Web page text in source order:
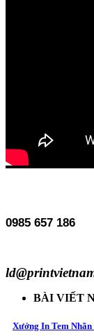
0985 657 186
BÀI VIẾT
Xưởng In Tem